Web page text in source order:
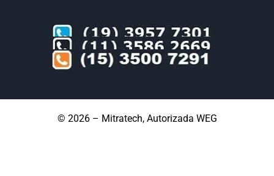
© 2026 – Mitratech, Autorizada WEG